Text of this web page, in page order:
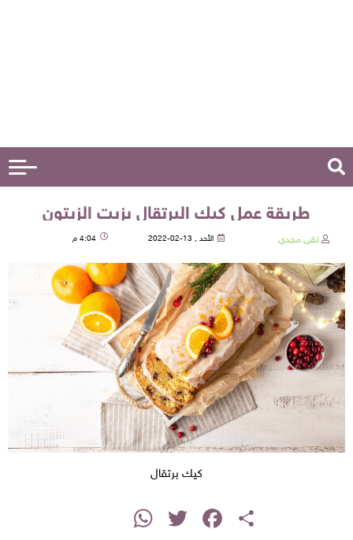
طريقة عمل كيك البرتقال بزيت الزيتون
تقى مجدي الأحد , 13-02-2022 4:04 م
كيك برتقال
Share
Facebook
Twitter
WhatsApp